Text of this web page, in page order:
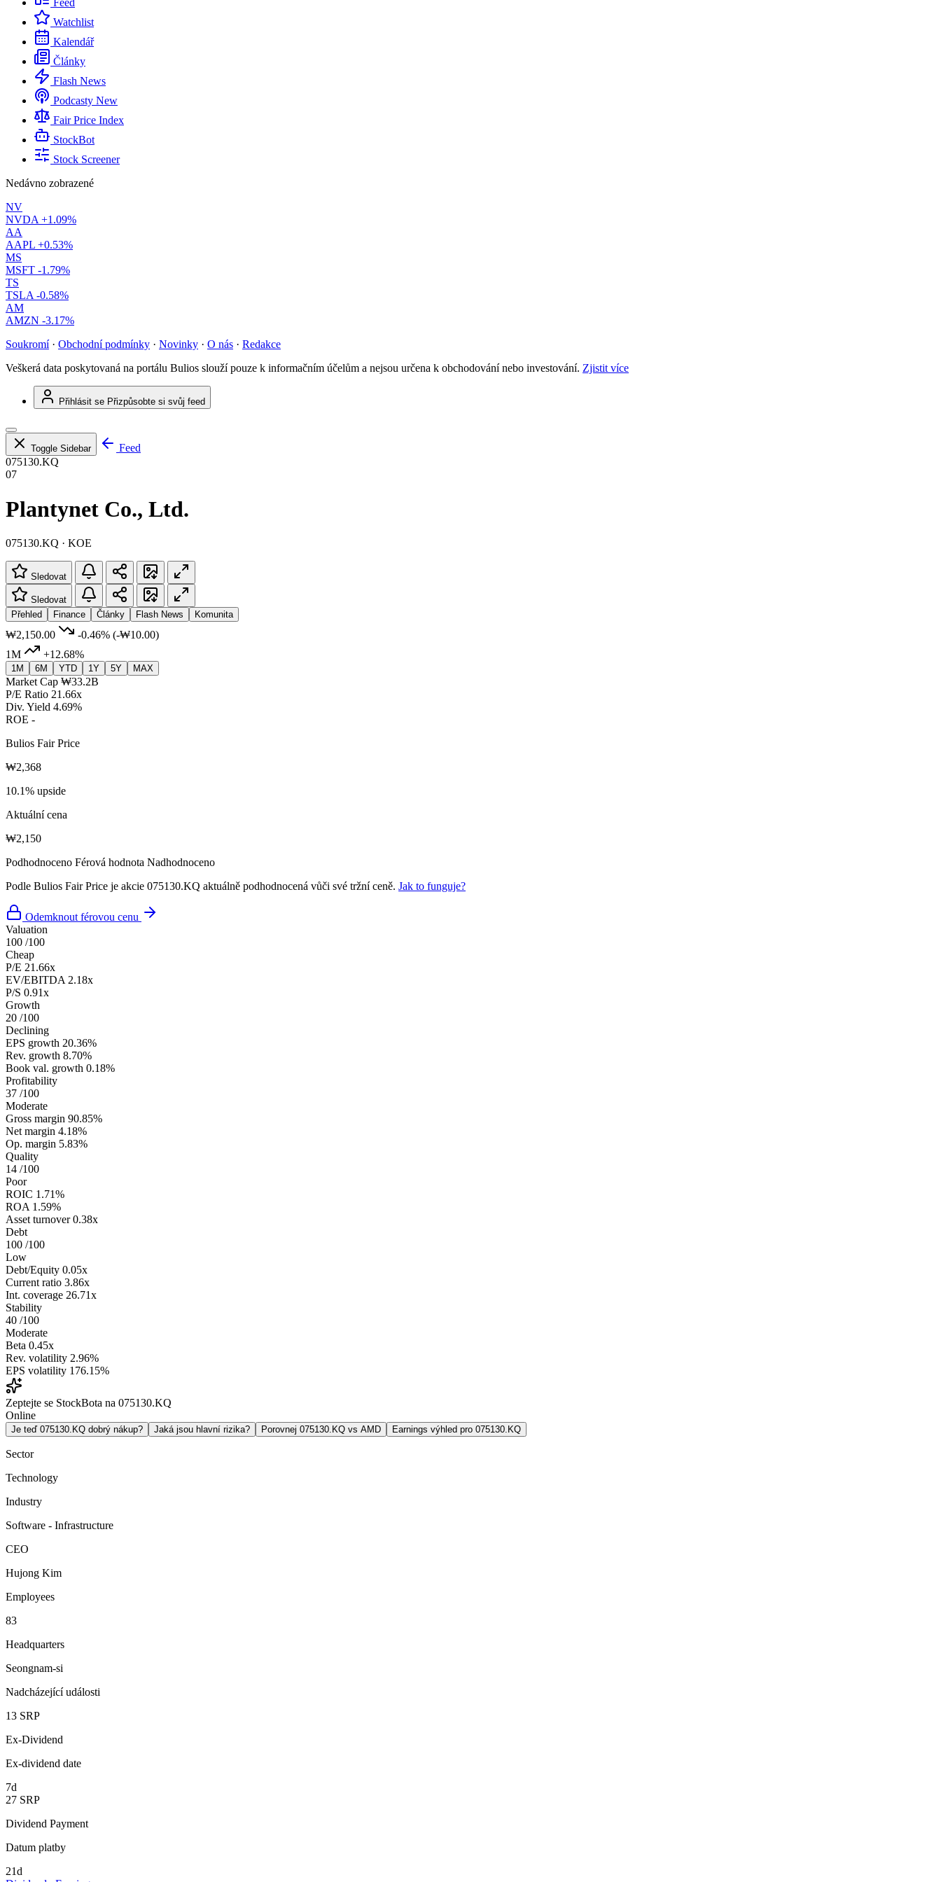
Feed
Watchlist
Kalendář
Články
Flash News
Podcasty New
Fair Price Index
StockBot
Stock Screener
Nedávno zobrazené
NV
NVDA +1.09%
AA
AAPL +0.53%
MS
MSFT -1.79%
TS
TSLA -0.58%
AM
AMZN -3.17%
Soukromí · Obchodní podmínky · Novinky · O nás · Redakce
Veškerá data poskytovaná na portálu Bulios slouží pouze k informačním účelům a nejsou určena k obchodování nebo investování. Zjistit více
Přihlásit se Přizpůsobte si svůj feed
Toggle Sidebar
Feed
075130.KQ
07
Plantynet Co., Ltd.
075130.KQ · KOE
Sledovat
Sledovat
Přehled
Finance Články Flash News Komunita
₩2,150.00 -0.46% (-₩10.00)
1M
+12.68%
1M 6M YTD 1Y 5Y MAX
Market Cap ₩33.2B
P/E Ratio 21.66x
Div. Yield 4.69%
ROE -
Bulios Fair Price
₩2,368
10.1% upside
Aktuální cena
₩2,150
Podhodnoceno Férová hodnota Nadhodnoceno
Podle Bulios Fair Price je akcie 075130.KQ aktuálně podhodnocená vůči své tržní ceně. Jak to funguje?
Odemknout férovou cenu
Valuation
100 /100
Cheap
P/E 21.66x
EV/EBITDA 2.18x
P/S 0.91x
Growth
20 /100
Declining
EPS growth 20.36%
Rev. growth 8.70%
Book val. growth 0.18%
Profitability
37 /100
Moderate
Gross margin 90.85%
Net margin 4.18%
Op. margin 5.83%
Quality
14 /100
Poor
ROIC 1.71%
ROA 1.59%
Asset turnover 0.38x
Debt
100 /100
Low
Debt/Equity 0.05x
Current ratio 3.86x
Int. coverage 26.71x
Stability
40 /100
Moderate
Beta 0.45x
Rev. volatility 2.96%
EPS volatility 176.15%
Zeptejte se StockBota na 075130.KQ
Online
Je teď 075130.KQ dobrý nákup? Jaká jsou hlavní rizika? Porovnej 075130.KQ vs AMD Earnings výhled pro 075130.KQ
Sector
Technology
Industry
Software - Infrastructure
CEO
Hujong Kim
Employees
83
Headquarters
Seongnam-si
Nadcházející události
13 SRP
Ex-Dividend
Ex-dividend date
7d
27 SRP
Dividend Payment
Datum platby
21d